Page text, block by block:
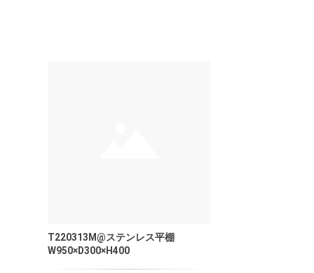
T220313M@ステンレス平棚
W950×D300×H400